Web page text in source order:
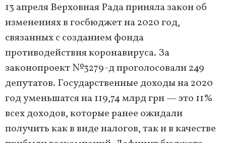
13 апреля Верховная Рада приняла закон об
изменениях в госбюджет на 2020 год,
связанных с созданием фонда
противодействия коронавируса. За
законопроект №3279-д проголосовали 249
депутатов. Государственные доходы на 2020
год уменьшатся на 119,74 млрд грн — это 11%
всех доходов, которые ранее ожидали
получить как в виде налогов, так и в качестве